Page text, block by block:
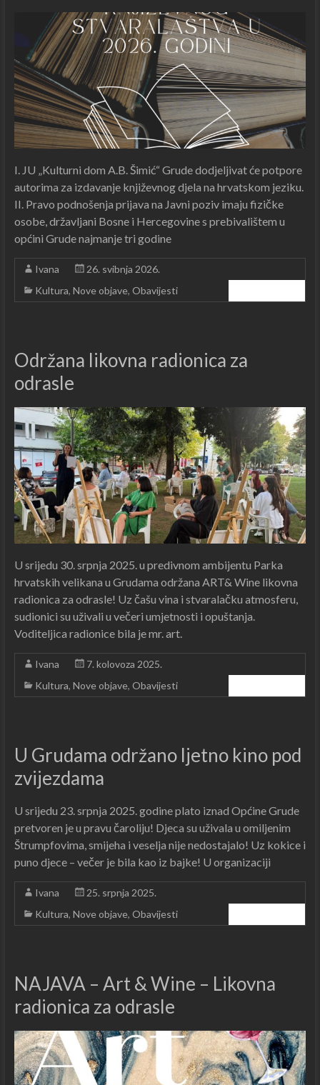
I. JU „Kulturni dom A.B. Šimić“ Grude dodjeljivat će potpore
autorima za izdavanje književnog djela na hrvatskom jeziku.
II. Pravo podnošenja prijava na Javni poziv imaju fizičke
osobe, državljani Bosne i Hercegovine s prebivalištem u
općini Grude najmanje tri godine
Ivana
26. svibnja 2026.
Kultura, Nove objave, Obavijesti
Održana likovna radionica za
odrasle
U srijedu 30. srpnja 2025. u predivnom ambijentu Parka
hrvatskih velikana u Grudama održana ART& Wine likovna
radionica za odrasle! Uz čašu vina i stvaralačku atmosferu,
sudionici su uživali u večeri umjetnosti i opuštanja.
Voditeljica radionice bila je mr. art.
Ivana
7. kolovoza 2025.
Kultura, Nove objave, Obavijesti
U Grudama održano ljetno kino pod
zvijezdama
U srijedu 23. srpnja 2025. godine plato iznad Općine Grude
pretvoren je u pravu čaroliju! Djeca su uživala u omiljenim
Štrumpfovima, smijeha i veselja nije nedostajalo! Uz kokice i
puno djece – večer je bila kao iz bajke! U organizaciji
Ivana
25. srpnja 2025.
Kultura, Nove objave, Obavijesti
NAJAVA – Art & Wine – Likovna
radionica za odrasle